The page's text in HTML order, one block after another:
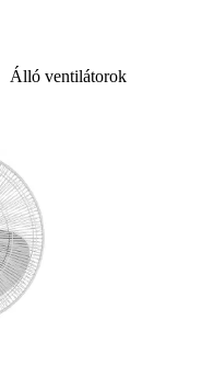
Álló ventilátorok